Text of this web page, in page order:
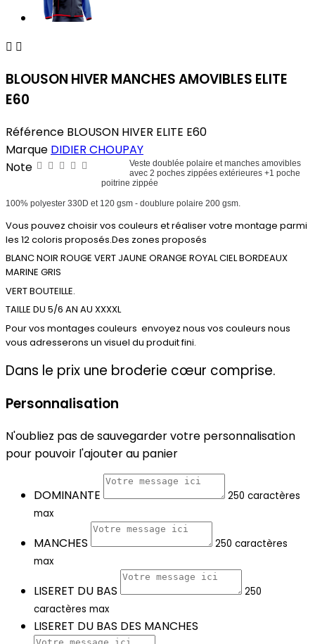
 
BLOUSON HIVER MANCHES AMOVIBLES ELITE
E60
Référence BLOUSON HIVER ELITE E60
Marque DIDIER CHOUPAY
Note
Veste doublée polaire et manches amovibles
avec 2 poches zippées extérieures +1 poche
poitrine zippée
100% polyester 330D et 120 gsm - doublure polaire 200 gsm.
Vous pouvez choisir vos couleurs et réaliser votre montage parmi
les 12 coloris proposés.Des zones proposés
BLANC NOIR ROUGE VERT JAUNE ORANGE ROYAL CIEL BORDEAUX
MARINE GRIS
VERT BOUTEILLE.
TAILLE DU 5/6 AN AU XXXXL
Pour vos montages couleurs envoyez nous vos couleurs nous
vous adresserons un visuel du produit fini.
Dans le prix une broderie cœur comprise.
Personnalisation
N'oubliez pas de sauvegarder votre personnalisation
pour pouvoir l'ajouter au panier
DOMINANTE
250 caractères
max
MANCHES
250 caractères
max
LISERET DU BAS
250
caractères max
LISERET DU BAS DES MANCHES